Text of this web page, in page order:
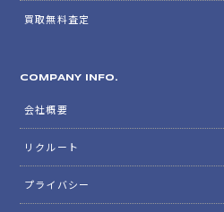
買取無料査定
COMPANY INFO.
会社概要
リクルート
プライバシー